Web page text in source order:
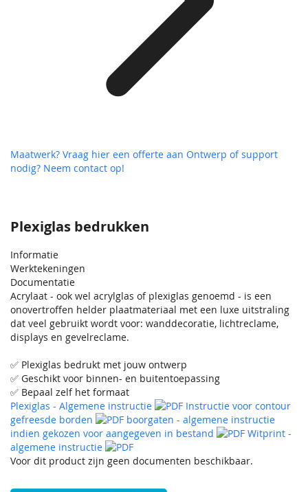
Plexiglas bedrukken
Informatie
Werktekeningen
Documentatie
Acrylaat - ook wel acrylglas of plexiglas genoemd - is een
onovertroffen helder plaatmateriaal met een luxe uitstraling
dat veel gebruikt wordt voor: wanddecoratie, lichtreclame,
displays en gevelreclame.
✅ Plexiglas bedrukt met jouw ontwerp
✅ Geschikt voor binnen- en buitentoepassing
✅ Bepaal zelf het formaat
Plexiglas - Algemene instructie
Instructie voor contour
gefreesde borden
boorgaten - algemene instructie
indien gekozen voor aangegeven in bestand
Witprint -
algemene instructie
Voor dit product zijn geen documenten beschikbaar.
Maatwerk? Vraag hier een offerte aan Ontwerp of support
nodig? Neem contact op!